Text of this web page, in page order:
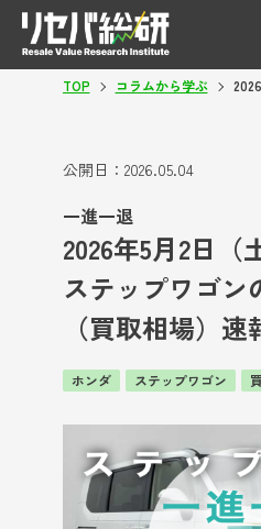
TOP コラムから学ぶ
公開日： 2026.05.04
一進一退
2026年5月2日
ステップワゴン
（買取相場）速
ホンダ ステップワゴン